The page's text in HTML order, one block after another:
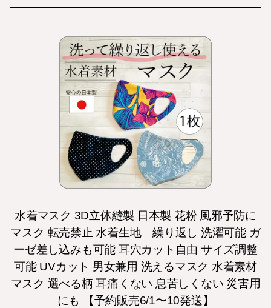
水着マスク 3D立体縫製 日本製 花粉 風邪予防に
マスク 転売禁止 水着生地 繰り返し 洗濯可能 ガ
ーゼ差し込みも可能 耳穴カット自由 サイズ調整
可能 UVカット 男女兼用 洗えるマスク 水着素材
マスク 選べる柄 耳痛くない 息苦しくない 災害用
にも 【予約販売6/1〜10発送】